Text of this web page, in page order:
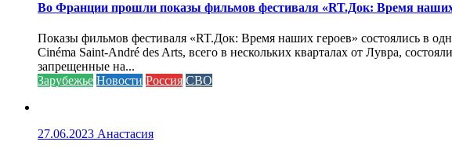
Во Франции прошли показы фильмов фестиваля «RT.Док: Время наших
Показы фильмов фестиваля «RT.Док: Время наших героев» состоялись в
Cinéma Saint-André des Arts, всего в нескольких кварталах от Лувра,
запрещенные на...
Зарубежье Новости Россия СВО
27.06.2023 Анастасия